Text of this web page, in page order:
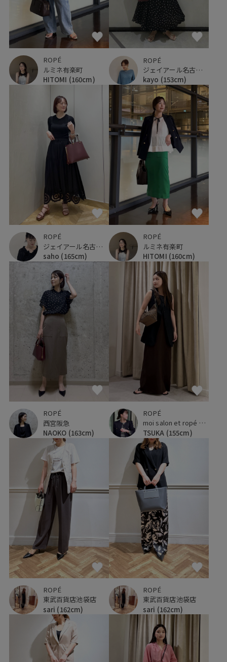
ROPÉ
ルミネ有楽町
HITOMI (160cm)
ROPÉ
ジェイアール名古屋タカシマヤ
kayo (153cm)
ROPÉ
ジェイアール名古屋タカシマヤ
saho (165cm)
ROPÉ
ルミネ有楽町
HITOMI (160cm)
ROPÉ
西宮阪急
NAOKO (163cm)
ROPÉ
moi salon et ropé 京都高島屋
TSUKA (155cm)
ROPÉ
東武百貨店池袋店
sari (162cm)
ROPÉ
東武百貨店池袋店
sari (162cm)